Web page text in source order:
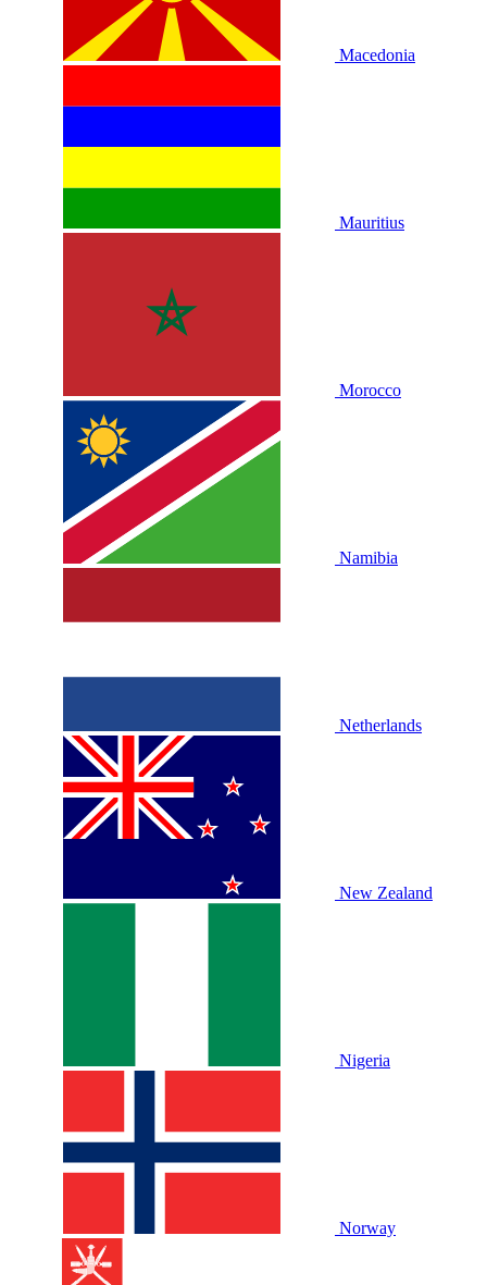
Macedonia
Mauritius
Morocco
Namibia
Netherlands
New Zealand
Nigeria
Norway